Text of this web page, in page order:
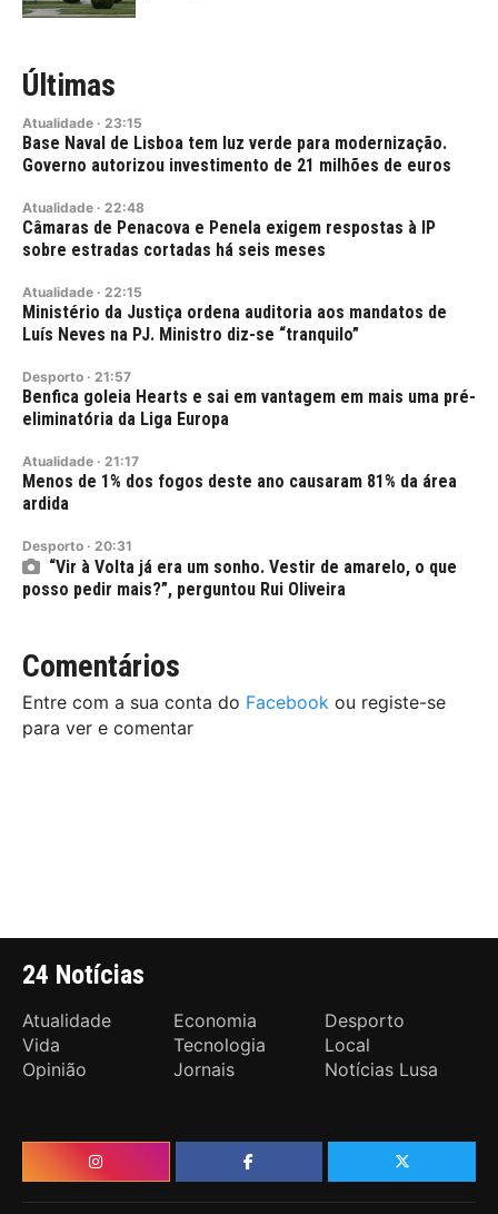
Últimas
Atualidade · 23:15
Base Naval de Lisboa tem luz verde para modernização.
Governo autorizou investimento de 21 milhões de euros
Atualidade · 22:48
Câmaras de Penacova e Penela exigem respostas à IP
sobre estradas cortadas há seis meses
Atualidade · 22:15
Ministério da Justiça ordena auditoria aos mandatos de
Luís Neves na PJ. Ministro diz-se “tranquilo”
Desporto · 21:57
Benfica goleia Hearts e sai em vantagem em mais uma pré-
eliminatória da Liga Europa
Atualidade · 21:17
Menos de 1% dos fogos deste ano causaram 81% da área
ardida
Desporto · 20:31
“Vir à Volta já era um sonho. Vestir de amarelo, o que
posso pedir mais?”, perguntou Rui Oliveira
Comentários
Entre com a sua conta do Facebook ou registe-se
para ver e comentar
24 Notícias
Atualidade Economia
Desporto
Vida
Tecnologia
Local
Opinião
Jornais Notícias Lusa